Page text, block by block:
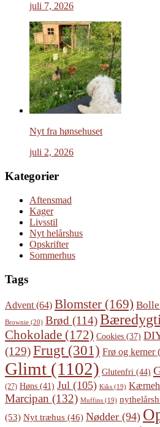
juli 7, 2026
Nyt fra hønsehuset
juli 2, 2026
Kategorier
Aftensmad
Kager
Livsstil
Nyt helårshus
Opskrifter
Sommerhus
Tags
Advent (64) Blomster (169)
Brownie (20) Brød (114)
Chokolade (172) Cookies (37)
(129)Frugt(301) Frø og kerner
Glimt (1102) Glutenfri (44)
(27) Høns (41) Jul (105) Kiks (19)
Marcipan (132) Muffins (19)
(53) Nyt træhus (46) Nødder (94)